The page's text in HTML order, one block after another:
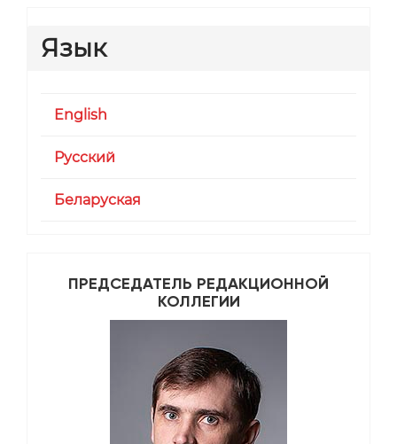
Язык
English
Русский
Беларуская
ПРЕДСЕДАТЕЛЬ РЕДАКЦИОННОЙ
КОЛЛЕГИИ